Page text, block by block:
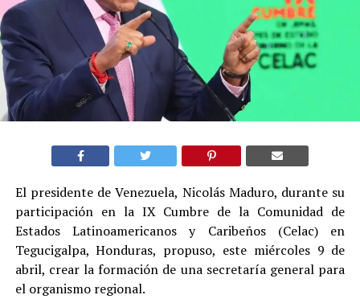
El presidente de Venezuela, Nicolás Maduro, durante su
participación en la IX Cumbre de la Comunidad de
Estados Latinoamericanos y Caribeños (Celac) en
Tegucigalpa, Honduras, propuso, este miércoles 9 de
abril, crear la formación de una secretaría general para
el organismo regional.